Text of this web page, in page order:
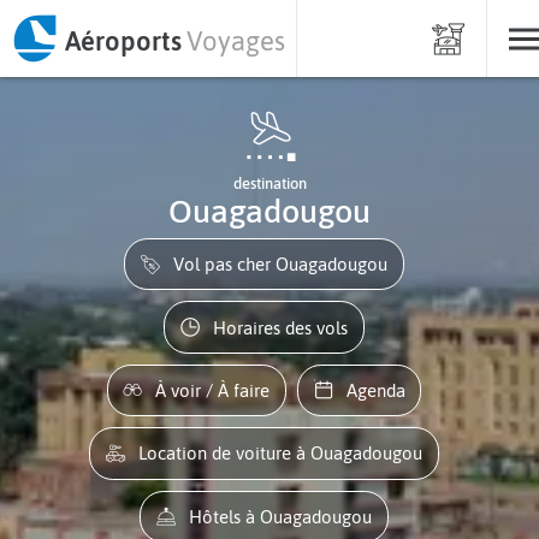
AéroportsVoyages
destination
Ouagadougou
Vol pas cher Ouagadougou
Horaires des vols
À voir / À faire Agenda
Location de voiture à Ouagadougou
Hôtels à Ouagadougou